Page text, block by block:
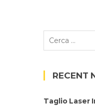
Ricerca
RECENT
Taglio Laser